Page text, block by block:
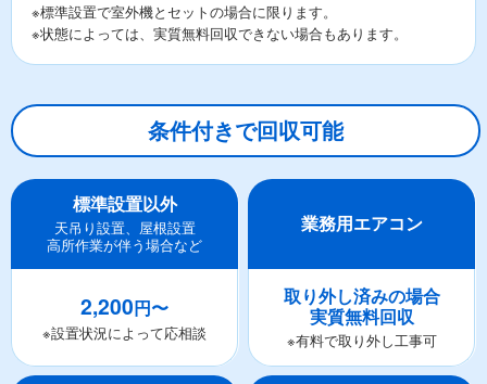
※標準設置で室外機とセットの場合に限ります。
※状態によっては、実質無料回収できない場合もあります。
条件付きで回収可能
標準設置以外
天吊り設置、屋根設置
高所作業が伴う場合など
2,200円〜
※設置状況によって応相談
業務用エアコン
取り外し済みの場合
実質無料回収
※有料で取り外し工事可